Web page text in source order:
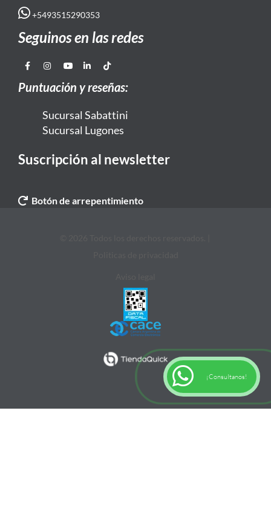
+5493515290353
Seguinos en las redes
Puntuación y reseñas:
Sucursal Sabattini
Sucursal Lugones
Suscripción al newsletter
Botón de arrepentimiento
¡Consultanos!